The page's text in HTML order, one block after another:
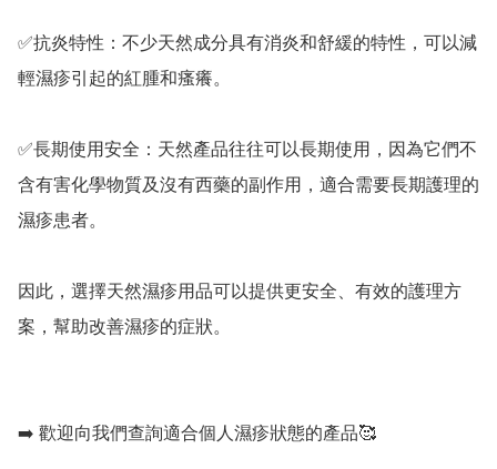
✅️抗炎特性：不少天然成分具有消炎和舒緩的特性，可以減
輕濕疹引起的紅腫和瘙癢。
✅️長期使用安全：天然產品往往可以長期使用，因為它們不
含有害化學物質及沒有西藥的副作用，適合需要長期護理的
濕疹患者。
因此，選擇天然濕疹用品可以提供更安全、有效的護理方
案，幫助改善濕疹的症狀。
➡️ 歡迎向我們查詢適合個人濕疹狀態的產品🥰